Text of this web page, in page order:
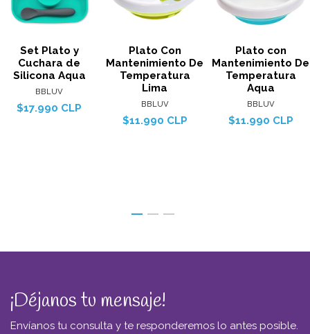
Set Plato y
Cuchara de
Silicona Aqua
BBLUV
$17.990 CLP
Plato Con
Mantenimiento De
Temperatura
Lima
BBLUV
$11.990 CLP
Plato con
Mantenimiento De
Temperatura
Aqua
BBLUV
$11.990 CLP
¡Déjanos tu mensaje!
Envíanos tu consulta y te responderemos lo antes posible.